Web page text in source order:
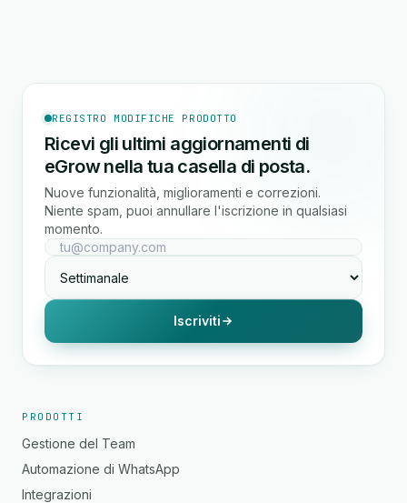
REGISTRO MODIFICHE PRODOTTO
Ricevi gli ultimi aggiornamenti di
eGrow nella tua casella di posta.
Nuove funzionalità, miglioramenti e correzioni.
Niente spam, puoi annullare l'iscrizione in qualsiasi
momento.
Iscriviti
PRODOTTI
Gestione del Team
Automazione di WhatsApp
Integrazioni